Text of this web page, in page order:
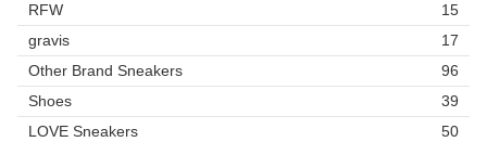
RFW
15
gravis
17
Other Brand Sneakers
96
Shoes
39
LOVE Sneakers
50